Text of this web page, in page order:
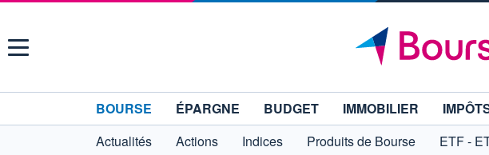
Menu
BOURSE ÉPARGNE BUDGET IMMOBILIER
Actualités
Actions Indices Produits de Bourse ETF -